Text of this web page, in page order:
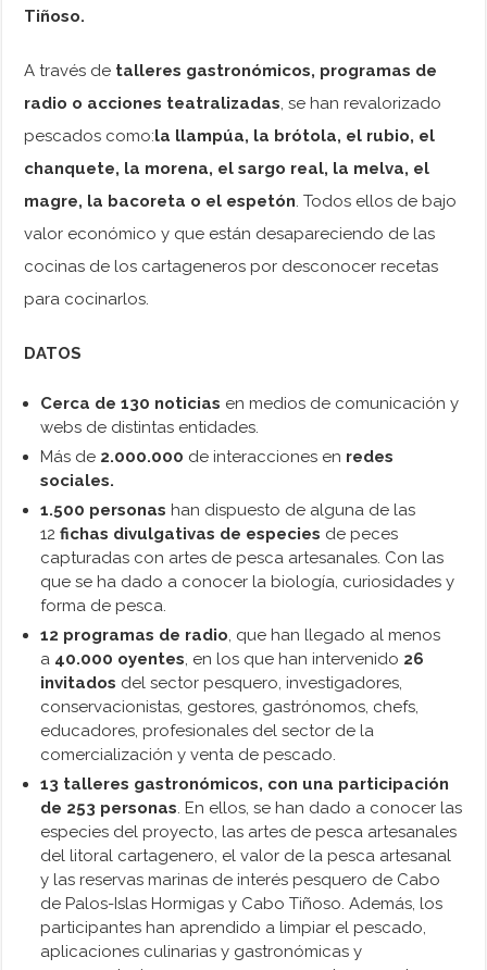
Tiñoso.
A través de talleres gastronómicos, programas de
radio o acciones teatralizadas, se han revalorizado
pescados como:la llampúa, la brótola, el rubio, el
chanquete, la morena, el sargo real, la melva, el
magre, la bacoreta o el espetón. Todos ellos de bajo
valor económico y que están desapareciendo de las
cocinas de los cartageneros por desconocer recetas
para cocinarlos.
DATOS
Cerca de 130 noticias en medios de comunicación y
webs de distintas entidades.
Más de 2.000.000 de interacciones en redes
sociales.
1.500 personas han dispuesto de alguna de las
12fichas divulgativas de especies de peces
capturadas con artes de pesca artesanales. Con las
que se ha dado a conocer la biología, curiosidades y
forma de pesca.
12 programas de radio, que han llegado al menos
a 40.000 oyentes, en los que han intervenido 26
invitados del sector pesquero, investigadores,
conservacionistas, gestores, gastrónomos, chefs,
educadores, profesionales del sector de la
comercialización y venta de pescado.
13 talleres gastronómicos, con una participación
de 253 personas. En ellos, se han dado a conocer las
especies del proyecto, las artes de pesca artesanales
del litoral cartagenero, el valor de la pesca artesanal
y las reservas marinas de interés pesquero de Cabo
de Palos-Islas Hormigas y Cabo Tiñoso. Además, los
participantes han aprendido a limpiar el pescado,
aplicaciones culinarias y gastronómicas y